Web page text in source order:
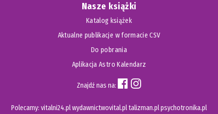
Nasze książki
Katalog książek
Aktualne publikacje w formacie CSV
Do pobrania
Aplikacja Astro Kalendarz
Znajdź nas na:
Polecamy: vitalni24.plwydawnictwovital.pltalizman.plpsychotronika.pl